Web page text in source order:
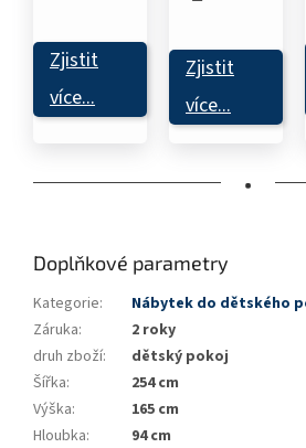
Zjistit
více...
Zjistit
více...
•
Doplňkové parametry
Kategorie:
Nábytek do dětského
Záruka:
2 roky
druh zboží:
dětský pokoj
Šířka:
254 cm
Výška:
165 cm
Hloubka:
94 cm